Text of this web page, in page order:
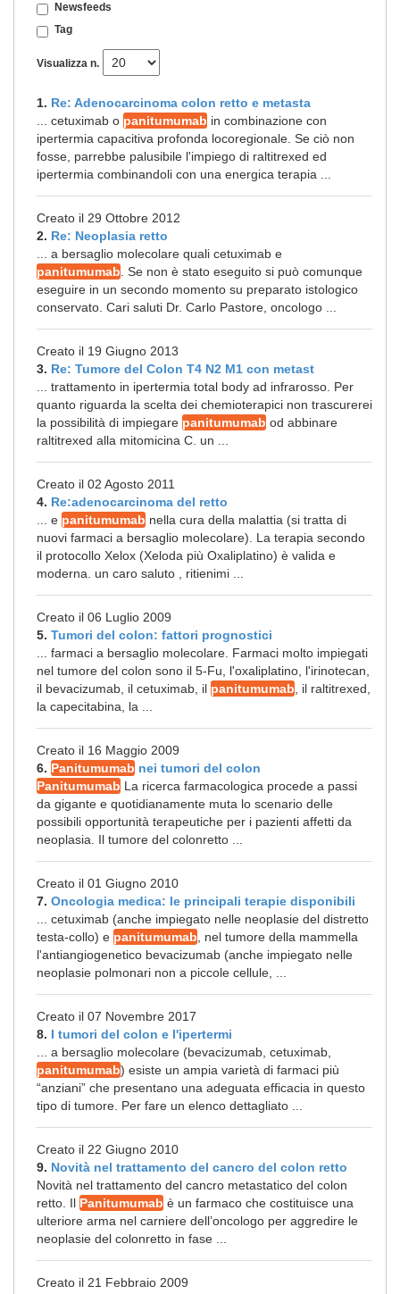
Newsfeeds
Tag
Visualizza n.
1. Re: Adenocarcinoma colon retto e metasta
... cetuximab o panitumumab in combinazione con
ipertermia capacitiva profonda locoregionale. Se ciò non
fosse, parrebbe palusibile l'impiego di raltitrexed ed
ipertermia combinandoli con una energica terapia ...
Creato il 29 Ottobre 2012
2. Re: Neoplasia retto
... a bersaglio molecolare quali cetuximab e
panitumumab . Se non è stato eseguito si può comunque
eseguire in un secondo momento su preparato istologico
conservato. Cari saluti Dr. Carlo Pastore, oncologo ...
Creato il 19 Giugno 2013
3. Re: Tumore del Colon T4 N2 M1 con metast
... trattamento in ipertermia total body ad infrarosso. Per
quanto riguarda la scelta dei chemioterapici non trascurerei
la possibilità di impiegare panitumumab od abbinare
raltitrexed alla mitomicina C. un ...
Creato il 02 Agosto 2011
4. Re:adenocarcinoma del retto
... e panitumumab nella cura della malattia (si tratta di
nuovi farmaci a bersaglio molecolare). La terapia secondo
il protocollo Xelox (Xeloda più Oxaliplatino) è valida e
moderna. un caro saluto , ritienimi ...
Creato il 06 Luglio 2009
5. Tumori del colon: fattori prognostici
... farmaci a bersaglio molecolare. Farmaci molto impiegati
nel tumore del colon sono il 5-Fu, l'oxaliplatino, l'irinotecan,
il bevacizumab, il cetuximab, il panitumumab , il raltitrexed,
la capecitabina, la ...
Creato il 16 Maggio 2009
6. Panitumumab nei tumori del colon
Panitumumab La ricerca farmacologica procede a passi
da gigante e quotidianamente muta lo scenario delle
possibili opportunità terapeutiche per i pazienti affetti da
neoplasia. Il tumore del colonretto ...
Creato il 01 Giugno 2010
7. Oncologia medica: le principali terapie disponibili
... cetuximab (anche impiegato nelle neoplasie del distretto
testa-collo) e panitumumab , nel tumore della mammella
l'antiangiogenetico bevacizumab (anche impiegato nelle
neoplasie polmonari non a piccole cellule, ...
Creato il 07 Novembre 2017
8. I tumori del colon e l'ipertermi
... a bersaglio molecolare (bevacizumab, cetuximab,
panitumumab) esiste un ampia varietà di farmaci più
“anziani” che presentano una adeguata efficacia in questo
tipo di tumore. Per fare un elenco dettagliato ...
Creato il 22 Giugno 2010
9. Novità nel trattamento del cancro del colon retto
Novità nel trattamento del cancro metastatico del colon
retto. Il Panitumumab è un farmaco che costituisce una
ulteriore arma nel carniere dell’oncologo per aggredire le
neoplasie del colonretto in fase ...
Creato il 21 Febbraio 2009